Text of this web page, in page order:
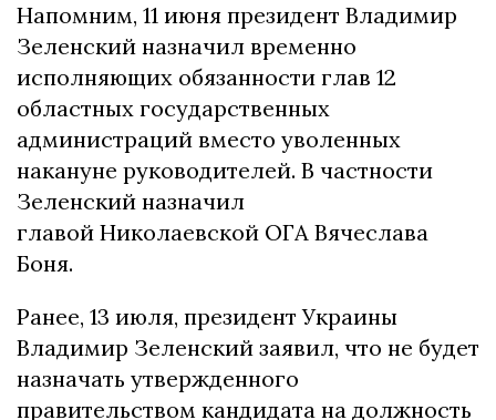
Напомним, 11 июня президент Владимир
Зеленский назначил временно
исполняющих обязанности глав 12
областных государственных
администраций вместо уволенных
накануне руководителей. В частности
Зеленский назначил
главой Николаевской ОГА Вячеслава
Боня.
Ранее, 13 июля, президент Украины
Владимир Зеленский заявил, что не будет
назначать утвержденного
правительством кандидата на должность